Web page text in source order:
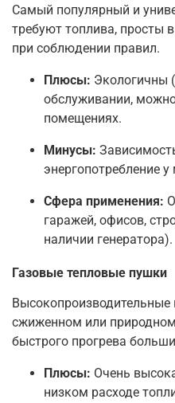
Самый популярный и
требуют топлива, просты
при соблюдении правил.
Плюсы: Экологичны
обслуживании,
помещениях.
Минусы:
энергопотребление
Сфера применения:
гаражей, офисов,
наличии генератора).
Газовые тепловые пушки
сжиженном или
быстрого прогрева
Плюсы: Очень
низком расходе